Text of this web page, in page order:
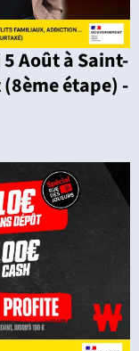
Août à Saint-
étape) -